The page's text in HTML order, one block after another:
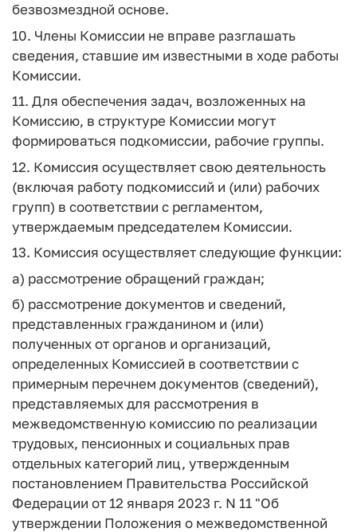
безвозмездной основе.
10. Члены Комиссии не вправе разглашать
сведения, ставшие им известными в ходе работы
Комиссии.
11. Для обеспечения задач, возложенных на
Комиссию, в структуре Комиссии могут
формироваться подкомиссии, рабочие группы.
12. Комиссия осуществляет свою деятельность
(включая работу подкомиссий и (или) рабочих
групп) в соответствии с регламентом,
утверждаемым председателем Комиссии.
13. Комиссия осуществляет следующие функции:
а) рассмотрение обращений граждан;
б) рассмотрение документов и сведений,
представленных гражданином и (или)
полученных от органов и организаций,
определенных Комиссией в соответствии с
примерным перечнем документов (сведений),
представляемых для рассмотрения в
межведомственную комиссию по реализации
трудовых, пенсионных и социальных прав
отдельных категорий лиц, утвержденным
постановлением Правительства Российской
Федерации от 12 января 2023 г. N 11 "Об
утверждении Положения о межведомственной